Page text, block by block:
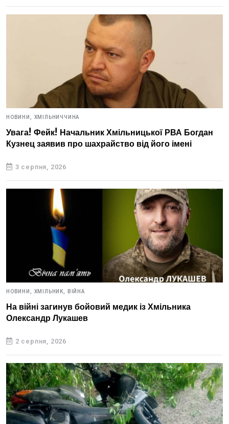
НОВИНИ, ХМІЛЬНИЧЧИНА
Увага! Фейк! Начальник Хмільницької РВА Богдан
Кузнец заявив про шахрайство від його імені
3 серпня, 2026
НОВИНИ, ХМІЛЬНИК, ВІЙНА
На війні загинув бойовий медик із Хмільника
Олександр Лукашев
2 серпня, 2026